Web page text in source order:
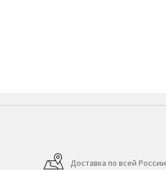
Доставка по всей России